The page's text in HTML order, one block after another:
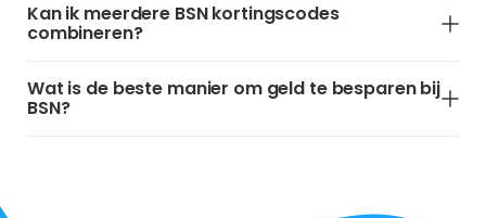
Kan ik meerdere BSN kortingscodes
combineren?
Wat is de beste manier om geld te besparen bij
BSN?